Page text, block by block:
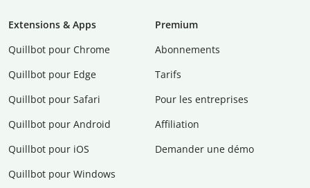
Extensions & Apps
Quillbot pour Chrome
Quillbot pour Edge
Quillbot pour Safari
Quillbot pour Android
Quillbot pour iOS
Quillbot pour Windows
Premium
Abonnements
Tarifs
Pour les entreprises
Affiliation
Demander une démo